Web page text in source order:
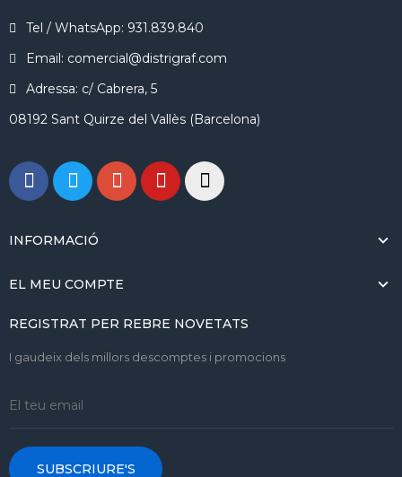
cm
metal.lic PS Metalic
per materials dificils